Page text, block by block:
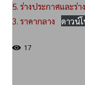
5. ร่างประกาศและร่
3. ราคากลาง
ดาวน์
17